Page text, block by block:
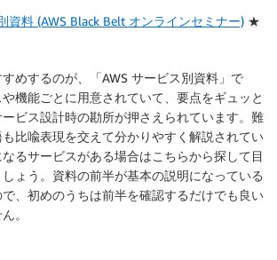
資料 (AWS Black Belt オンラインセミナー) ★
めするのが、「AWS サービス別資料」で
機能ごとに用意されていて、要点をギュッと
ビス設計時の勘所が押さえられています。難
も比喩表現を交えて分かりやすく解説されてい
るサービスがある場合はこちらから探して目
ょう。資料の前半が基本の説明になっている
で、初めのうちは前半を確認するだけでも良い
。